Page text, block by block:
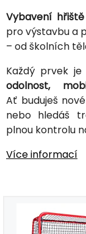
Vybavení hřiště
pro výstavbu a
– od školních
Každý prvek
odolnost,
Ať buduješ
nebo hledáš
plnou kontrolu
Více informací